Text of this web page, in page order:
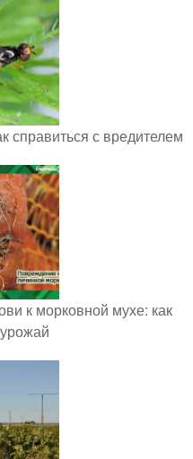
справиться с вредителем
к морковной мухе: как